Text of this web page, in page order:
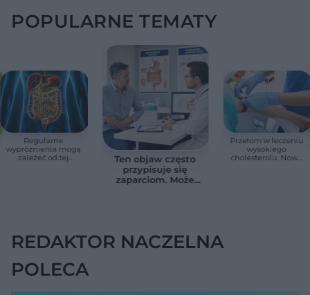
POPULARNE TEMATY
Regularne
wypróżnienia mogą
zależeć od tej
Ten objaw często
przypisuje się
zaparciom. Może
Przełom w leczeniu
wysokiego
cholesterolu. Nowa
REDAKTOR NACZELNA
POLECA